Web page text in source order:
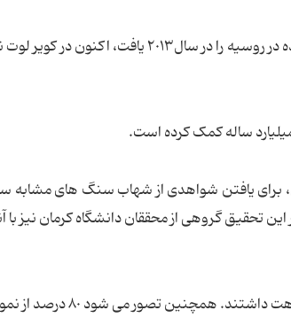
ویکتور گروخوفسکی دانشمند روسی که بقایای یک شهاب سنگ متلاشی شده در روسیه را در سال٢٠١٣ یافت، اکنون در
برای یافتن شواهدی از شهاب سنگ های مشابه
تحقیق گروهی از محققان دانشگاه کرمان نیز با
این گروه نمونه هایی به وزن ١٣ کیلوگرم کشف کردند که به شهاب سنگ شباهت داشتند. همچنین تصور